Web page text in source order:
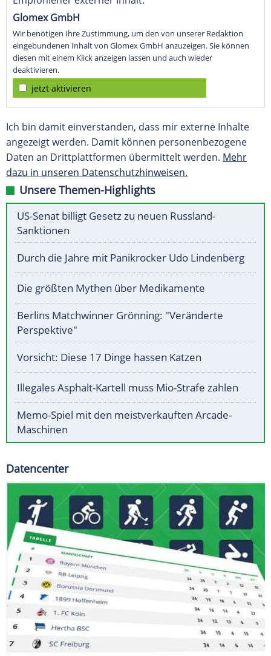
Glomex GmbH
Wir benötigen Ihre Zustimmung, um den von unserer Redaktion
eingebundenen Inhalt von Glomex GmbH anzuzeigen. Sie können
diesen mit einem Klick anzeigen lassen und auch wieder
deaktivieren.
jetzt aktivieren
Ich bin damit einverstanden, dass mir externe Inhalte
angezeigt werden. Damit können personenbezogene
Daten an Drittplattformen übermittelt werden. Mehr
dazu in unseren Datenschutzhinweisen.
Unsere Themen-Highlights
US-Senat billigt Gesetz zu neuen Russland-
Sanktionen
Durch die Jahre mit Panikrocker Udo Lindenberg
Die größten Mythen über Medikamente
Berlins Matchwinner Grönning: "Veränderte
Perspektive"
Vorsicht: Diese 17 Dinge hassen Katzen
Illegales Asphalt-Kartell muss Mio-Strafe zahlen
Memo-Spiel mit den meistverkauften Arcade-
Maschinen
Datencenter